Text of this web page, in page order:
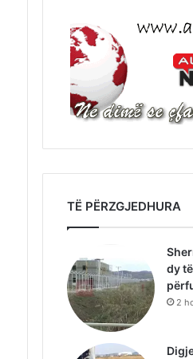
TË PËRZGJEDHURA
dy
2